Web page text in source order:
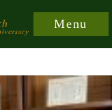
Menu